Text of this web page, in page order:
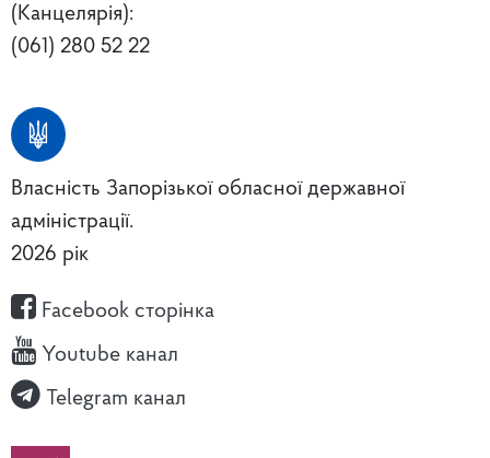
(Канцелярія):
(061) 280 52 22
Власність Запорізької обласної державної
адміністрації.
2026 рік
Facebook сторінка
Youtube канал
Telegram канал